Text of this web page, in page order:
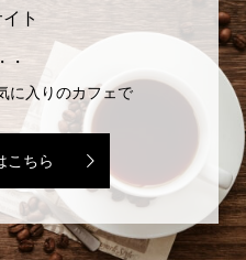
・
に入りのカフェで